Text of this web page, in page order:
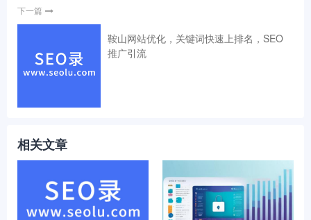
下一篇
鞍山网站优化，关键词快速上排名，SEO
推广引流
相关文章